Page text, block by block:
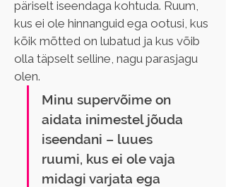
päriselt iseendaga kohtuda. Ruum,
kus ei ole hinnanguid ega ootusi, kus
kõik mõtted on lubatud ja kus võib
olla täpselt selline, nagu parasjagu
olen.
Minu supervõime on
aidata inimestel jõuda
iseendani – luues
ruumi, kus ei ole vaja
midagi varjata ega